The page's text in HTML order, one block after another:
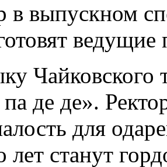
в выпускном
ведущие
де де».
для
лет станут